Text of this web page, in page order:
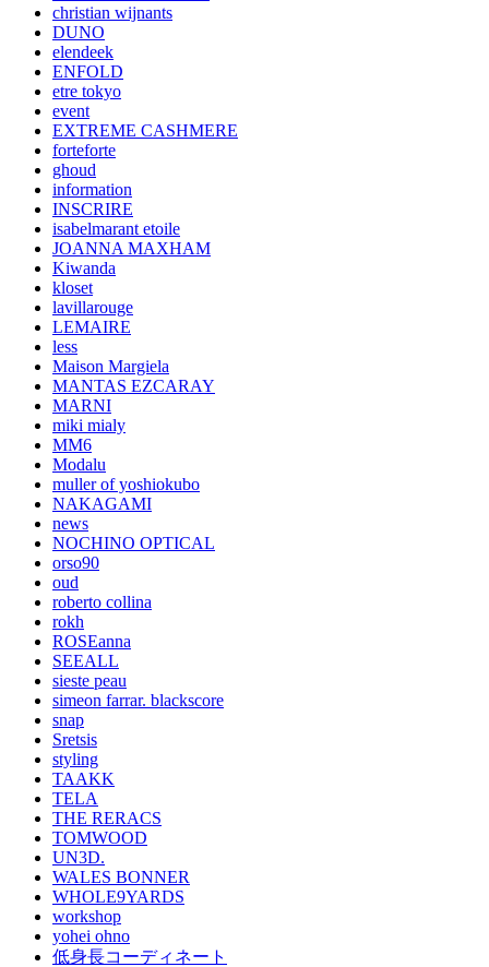
christian wijnants
DUNO
elendeek
ENFOLD
etre tokyo
event
EXTREME CASHMERE
forteforte
ghoud
information
INSCRIRE
isabelmarant etoile
JOANNA MAXHAM
Kiwanda
kloset
lavillarouge
LEMAIRE
less
Maison Margiela
MANTAS EZCARAY
MARNI
miki mialy
MM6
Modalu
muller of yoshiokubo
NAKAGAMI
news
NOCHINO OPTICAL
orso90
oud
roberto collina
rokh
ROSEanna
SEEALL
sieste peau
simeon farrar. blackscore
snap
Sretsis
styling
TAAKK
TELA
THE RERACS
TOMWOOD
UN3D.
WALES BONNER
WHOLE9YARDS
workshop
yohei ohno
低身長コーディネート